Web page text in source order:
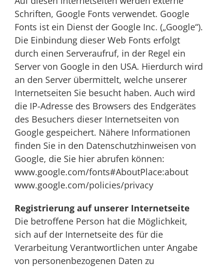
Schriften, Google Fonts verwendet. Google
Fonts ist ein Dienst der Google Inc. („Google“).
Die Einbindung dieser Web Fonts erfolgt
durch einen Serveraufruf, in der Regel ein
Server von Google in den USA. Hierdurch wird
an den Server übermittelt, welche unserer
Internetseiten Sie besucht haben. Auch wird
die IP-Adresse des Browsers des Endgerätes
des Besuchers dieser Internetseiten von
Google gespeichert. Nähere Informationen
finden Sie in den Datenschutzhinweisen von
Google, die Sie hier abrufen können:
www.google.com/fonts#AboutPlace:about
www.google.com/policies/privacy
Registrierung auf unserer Internetseite
Die betroffene Person hat die Möglichkeit,
sich auf der Internetseite des für die
Verarbeitung Verantwortlichen unter Angabe
von personenbezogenen Daten zu